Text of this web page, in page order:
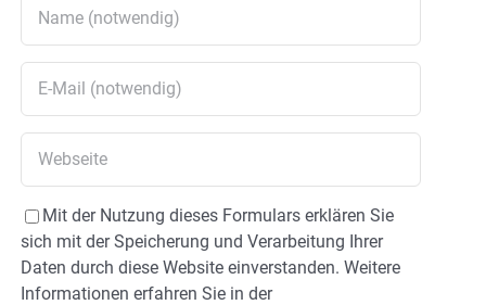
Mit der Nutzung dieses Formulars erklären Sie
sich mit der Speicherung und Verarbeitung Ihrer
Daten durch diese Website einverstanden. Weitere
Informationen erfahren Sie in der